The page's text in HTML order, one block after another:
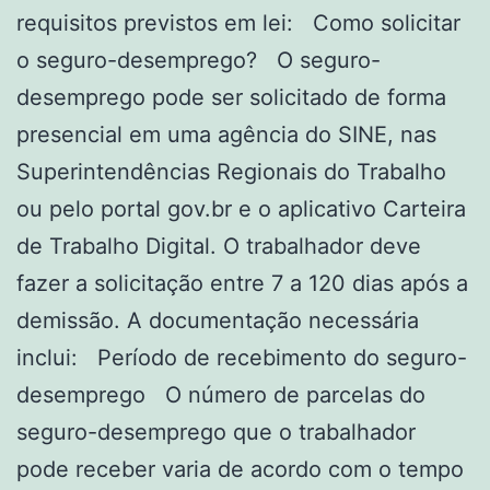
requisitos previstos em lei: Como solicitar
o seguro-desemprego? O seguro-
desemprego pode ser solicitado de forma
presencial em uma agência do SINE, nas
Superintendências Regionais do Trabalho
ou pelo portal gov.br e o aplicativo Carteira
de Trabalho Digital. O trabalhador deve
fazer a solicitação entre 7 a 120 dias após a
demissão. A documentação necessária
inclui: Período de recebimento do seguro-
desemprego O número de parcelas do
seguro-desemprego que o trabalhador
pode receber varia de acordo com o tempo